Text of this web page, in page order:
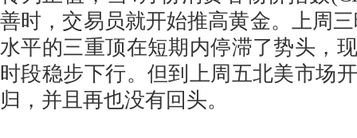
善时，交易员就开始推高黄金。上周
水平的三重顶在短期内停滞了势头，
时段稳步下行。但到上周五北美市场
归，并且再也没有回头。